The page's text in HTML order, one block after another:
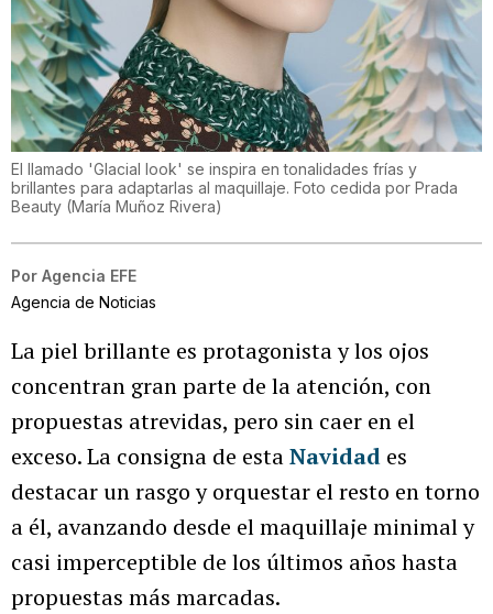
El llamado 'Glacial look' se inspira en tonalidades frías y
brillantes para adaptarlas al maquillaje. Foto cedida por Prada
Beauty (María Muñoz Rivera)
Por Agencia EFE
Agencia de Noticias
La piel brillante es protagonista y los ojos
concentran gran parte de la atención, con
propuestas atrevidas, pero sin caer en el
exceso. La consigna de estaNavidad es
destacar un rasgo y orquestar el resto en torno
a él, avanzando desde el maquillaje minimal y
casi imperceptible de los últimos años hasta
propuestas más marcadas.